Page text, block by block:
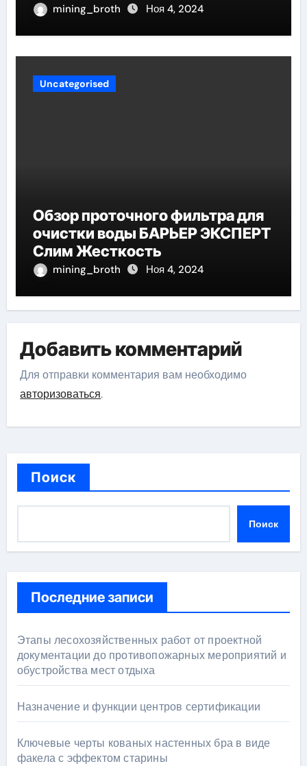
mining_broth Ноя 4, 2024
Uncategorised
Обзор проточного фильтра для
очистки воды БАРЬЕР ЭКСПЕРТ
Слим Жесткость
mining_broth Ноя 4, 2024
Добавить комментарий
Для отправки комментария вам необходимо
авторизоваться.
Поиск
Поиск
Последние записи
Этапы лесохозяйственных работ от проектной
документации до противопожарных мероприятий и
обустройства мест отдыха
Назначение и функции центров сертификации
Ключевые черты кованых настенных бра в виде
факела с эффектом старины